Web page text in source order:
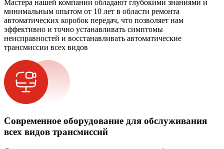
Мастера нашей компании обладают глубокими знаниями и
минимальным опытом от 10 лет в области ремонта
автоматических коробок передач, что позволяет нам
эффективно и точно устанавливать симптомы
неисправностей и восстанавливать автоматические
трансмиссии всех видов
Современное оборудование для обслуживания
всех видов трансмиссий